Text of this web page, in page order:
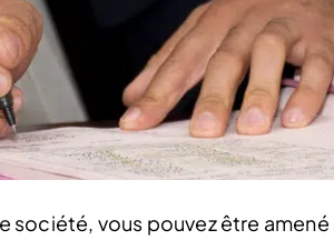
société, vous pouvez être amené